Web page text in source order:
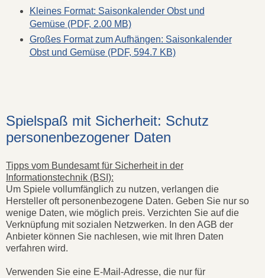
Kleines Format: Saisonkalender Obst und
Gemüse (PDF, 2.00 MB)
Großes Format zum Aufhängen: Saisonkalender
Obst und Gemüse (PDF, 594.7 KB)
Spielspaß mit Sicherheit: Schutz
personenbezogener Daten
Tipps vom Bundesamt für Sicherheit in der
Informationstechnik (BSI):
Um Spiele vollumfänglich zu nutzen, verlangen die
Hersteller oft personenbezogene Daten. Geben Sie nur so
wenige Daten, wie möglich preis. Verzichten Sie auf die
Verknüpfung mit sozialen Netzwerken. In den AGB der
Anbieter können Sie nachlesen, wie mit Ihren Daten
verfahren wird.
Verwenden Sie eine E-Mail-Adresse, die nur für